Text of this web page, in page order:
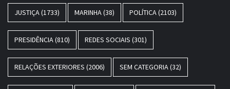
JUSTIÇA(1733) MARINHA(38) POLÍTICA(2103)
PRESIDÊNCIA(810) REDES SOCIAIS (301)
RELAÇÕES EXTERIORES (2006) SEM CATEGORIA(32)